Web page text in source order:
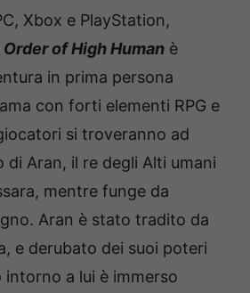
Xbox e PlayStation,
of High Human è
in prima persona
con forti elementi RPG e
si troveranno ad
di Aran, il re degli Alti umani
mentre funge da
Aran è stato tradito da
e derubato dei suoi poteri
a lui è immerso